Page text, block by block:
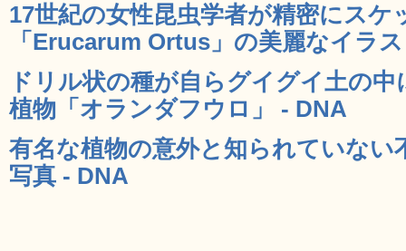
17世紀の女性昆虫学者が精密にスケ
「Erucarum Ortus」の美麗なイラ
ドリル状の種が自らグイグイ土の
植物「オランダフウロ」 - DNA
有名な植物の意外と知られていない
写真 - DNA